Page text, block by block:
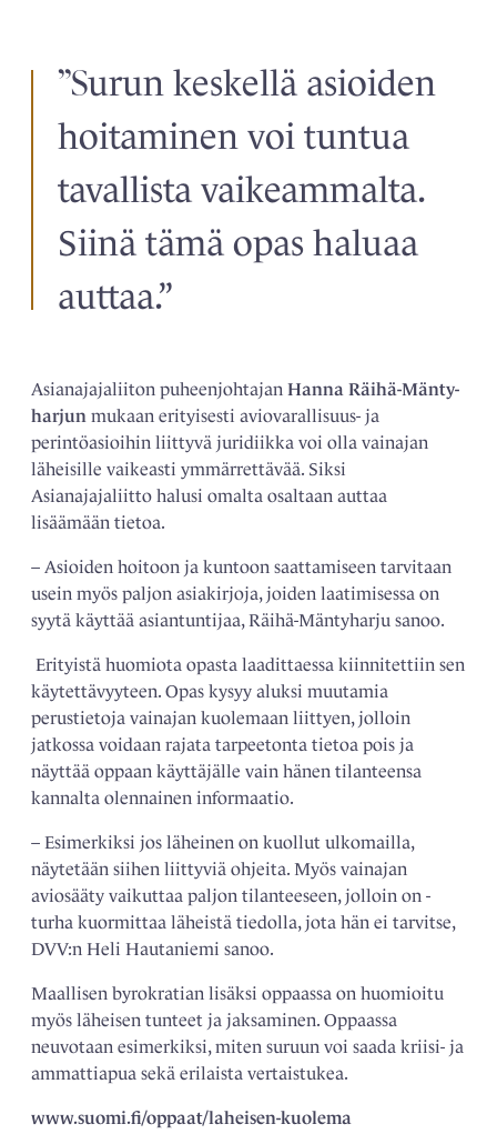
”Surun keskellä asioiden
hoitaminen voi tuntua
tavallista vaikeammalta.
Siinä tämä opas haluaa
auttaa.”
Asianajajaliiton puheenjohtajan Hanna Räihä-Mänty­
harjun mukaan erityisesti aviovarallisuus- ja
perintöasioihin liittyvä juridiikka voi olla vainajan
läheisille vaikeasti ymmärrettävää. Siksi
Asianajajaliitto halusi omalta osaltaan auttaa
lisäämään tietoa.
– Asioiden hoitoon ja kuntoon saattamiseen tarvitaan
usein myös paljon asiakirjoja, joiden ­laatimisessa on
syytä käyttää asiantuntijaa, Räihä-Mäntyharju ­sanoo.
Erityistä huomiota opasta laadittaessa kiinnitettiin sen
käytettävyyteen. Opas kysyy aluksi muutamia
perustietoja vainajan kuolemaan liittyen, jolloin
jatkossa voidaan rajata tarpeetonta tietoa pois ja
näyttää ­oppaan käyttäjälle vain hänen tilanteensa
kannalta olennainen informaatio.
– Esimerkiksi jos läheinen on kuollut ­ulkomailla,
näytetään siihen liittyviä ohjeita. Myös vainajan
aviosääty vaikuttaa paljon tilanteeseen, jolloin on ­
turha kuormittaa läheistä tiedolla, jota hän ei tarvitse,
DVV:n Heli Hautaniemi sanoo.
Maallisen byrokratian lisäksi oppaassa on huo­mioitu
myös läheisen tunteet ja jaksaminen. Oppaassa
neuvotaan esimerkiksi, miten suruun voi saada kriisi- ja
ammattiapua sekä erilaista vertaistukea.
www.suomi.fi/oppaat/laheisen-kuolema